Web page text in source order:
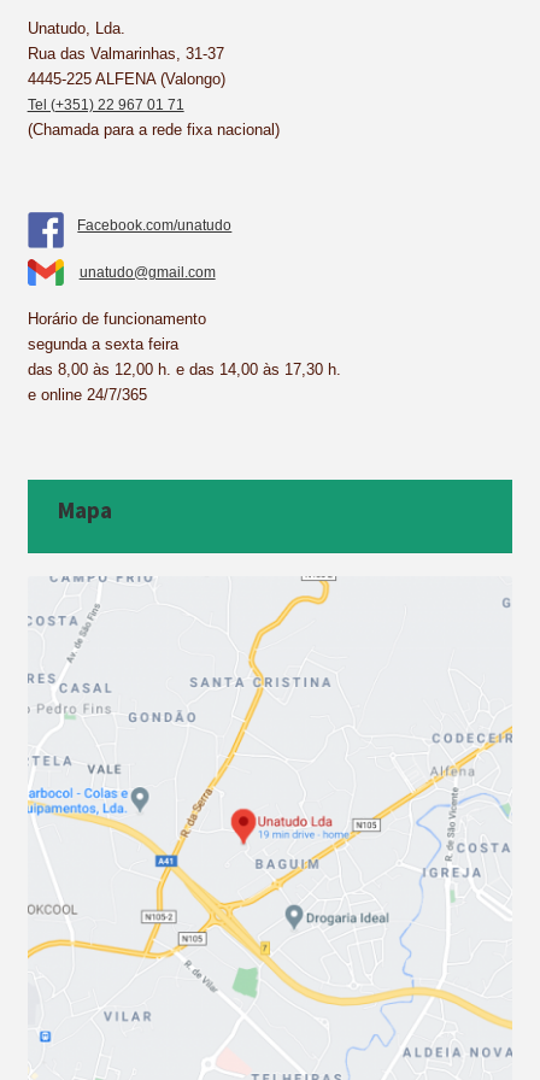
k
s
t
Unatudo, Lda.
Rua das Valmarinhas, 31-37
4445-225 ALFENA (Valongo)
Tel (+351) 22 967 01 71
(Chamada para a rede fixa nacional)
Facebook.com/unatudo
unatudo@gmail.com
Horário de funcionamento
segunda a sexta feira
das 8,00 às 12,00 h. e das 14,00 às 17,30 h.
e online 24/7/365
Mapa